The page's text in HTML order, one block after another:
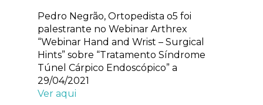
Pedro Negrão, Ortopedista o5 foi
palestrante no Webinar Arthrex
“Webinar Hand and Wrist – Surgical
Hints” sobre “Tratamento Síndrome
Túnel Cárpico Endoscópico” a
29/04/2021
Ver aqui